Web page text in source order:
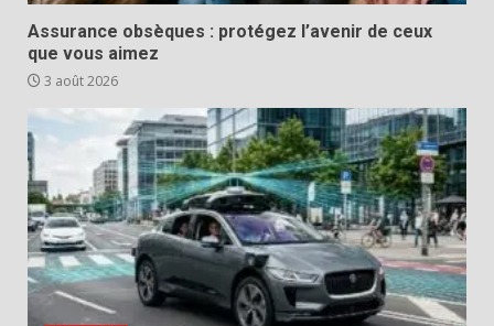
Assurance obsèques : protégez l’avenir de ceux
que vous aimez
3 août 2026